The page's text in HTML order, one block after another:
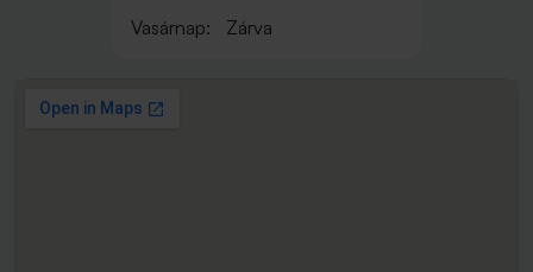
Vasárnap:
Zárva